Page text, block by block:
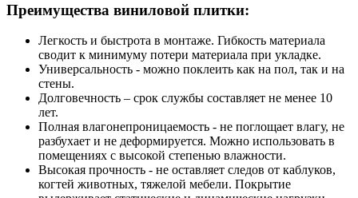
Преимущества виниловой плитки:
Легкость и быстрота в монтаже. Гибкость материала
сводит к минимуму потери материала при укладке.
Универсальность - можно поклеить как на пол, так и на
стены.
Долговечность – срок службы составляет не менее 10
лет.
Полная влагонепроницаемость - не поглощает влагу, не
разбухает и не деформируется. Можно использовать в
помещениях с высокой степенью влажности.
Высокая прочность - не оставляет следов от каблуков,
когтей животных, тяжелой мебели. Покрытие